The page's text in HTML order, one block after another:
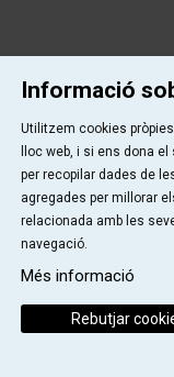
Informació
Utilitzem cookies
lloc web, i si ens dona
per recopilar dades de
agregades per millorar
relacionada amb les
navegació.
Més informació
Rebutjar